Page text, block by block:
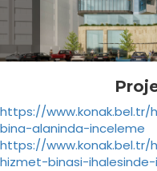
https://
bina-alaninda-inceleme
https://
hizmet-binasi-